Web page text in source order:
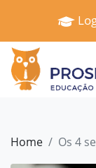
Home
Quem
Home Os 4